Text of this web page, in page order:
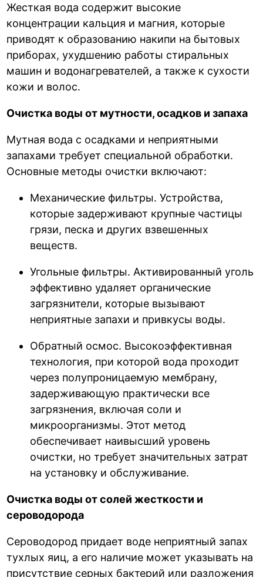
Жесткая вода содержит высокие
концентрации кальция и магния, которые
приводят к образованию накипи на бытовых
приборах, ухудшению работы стиральных
машин и водонагревателей, а также к сухости
кожи и волос.
Очистка воды от мутности, осадков и запаха
Мутная вода с осадками и неприятными
запахами требует специальной обработки.
Основные методы очистки включают:
Механические фильтры. Устройства,
которые задерживают крупные частицы
грязи, песка и других взвешенных
веществ.
Угольные фильтры. Активированный уголь
эффективно удаляет органические
загрязнители, которые вызывают
неприятные запахи и привкусы воды.
Обратный осмос. Высокоэффективная
технология, при которой вода проходит
через полупроницаемую мембрану,
задерживающую практически все
загрязнения, включая соли и
микроорганизмы. Этот метод
обеспечивает наивысший уровень
очистки, но требует значительных затрат
на установку и обслуживание.
Очистка воды от солей жесткости и
сероводорода
Сероводород придает воде неприятный запах
тухлых яиц, а его наличие может указывать на
присутствие серных бактерий или разложения